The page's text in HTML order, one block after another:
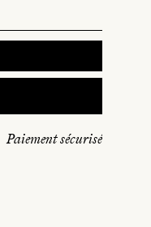
Expédition rapide